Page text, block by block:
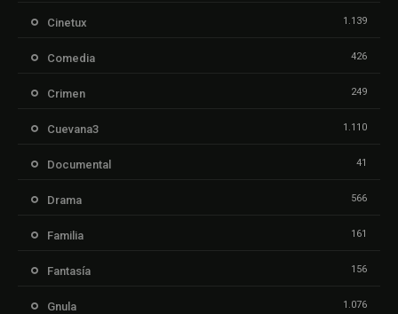
Cinetux 1.139
Comedia 426
Crimen 249
Cuevana3 1.110
Documental 41
Drama 566
Familia 161
Fantasía 156
Gnula 1.076